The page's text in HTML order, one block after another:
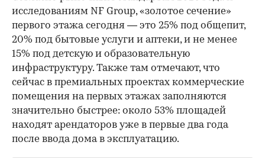
исследованиям NF Group, «золотое сечение»
первого этажа сегодня — это 25% под общепит,
20% под бытовые услуги и аптеки, и не менее
15% под детскую и образовательную
инфраструктуру. Также там отмечают, что
сейчас в премиальных проектах коммерческие
помещения на первых этажах заполняются
значительно быстрее: около 53% площадей
находят арендаторов уже в первые два года
после ввода дома в эксплуатацию.